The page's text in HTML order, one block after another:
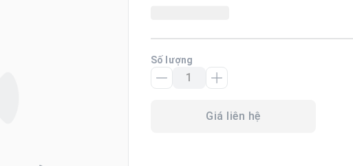
Số lượng
Giá liên hệ